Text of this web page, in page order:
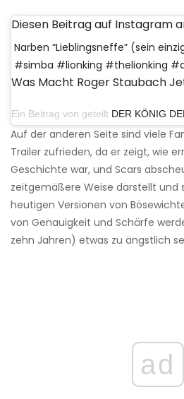
Diesen Beitrag auf Instagram
Narben “Lieblingsneffe” (sein
#simba #lionking #thelionking
Was Macht Roger Staubach
Ein Beitrag von geteilt DER KÖNIG
Auf der anderen Seite sind viele
Trailer zufrieden, da er zeigt, wie
Geschichte war, und Scars
zeitgemäßere Weise darstellt und
heutigen Versionen von
von Genauigkeit und Schärfe
zehn Jahren) etwas zu ängstlich
ad